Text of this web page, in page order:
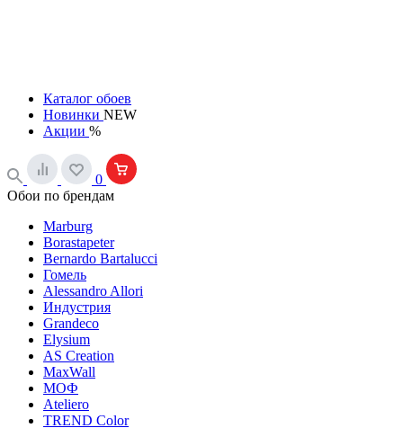
Каталог обоев
Новинки NEW
Акции %
0
Обои по брендам
Marburg
Borastapeter
Bernardo Bartalucci
Гомель
Alessandro Allori
Индустрия
Grandeco
Elysium
AS Creation
MaxWall
МОФ
Ateliero
TREND Color